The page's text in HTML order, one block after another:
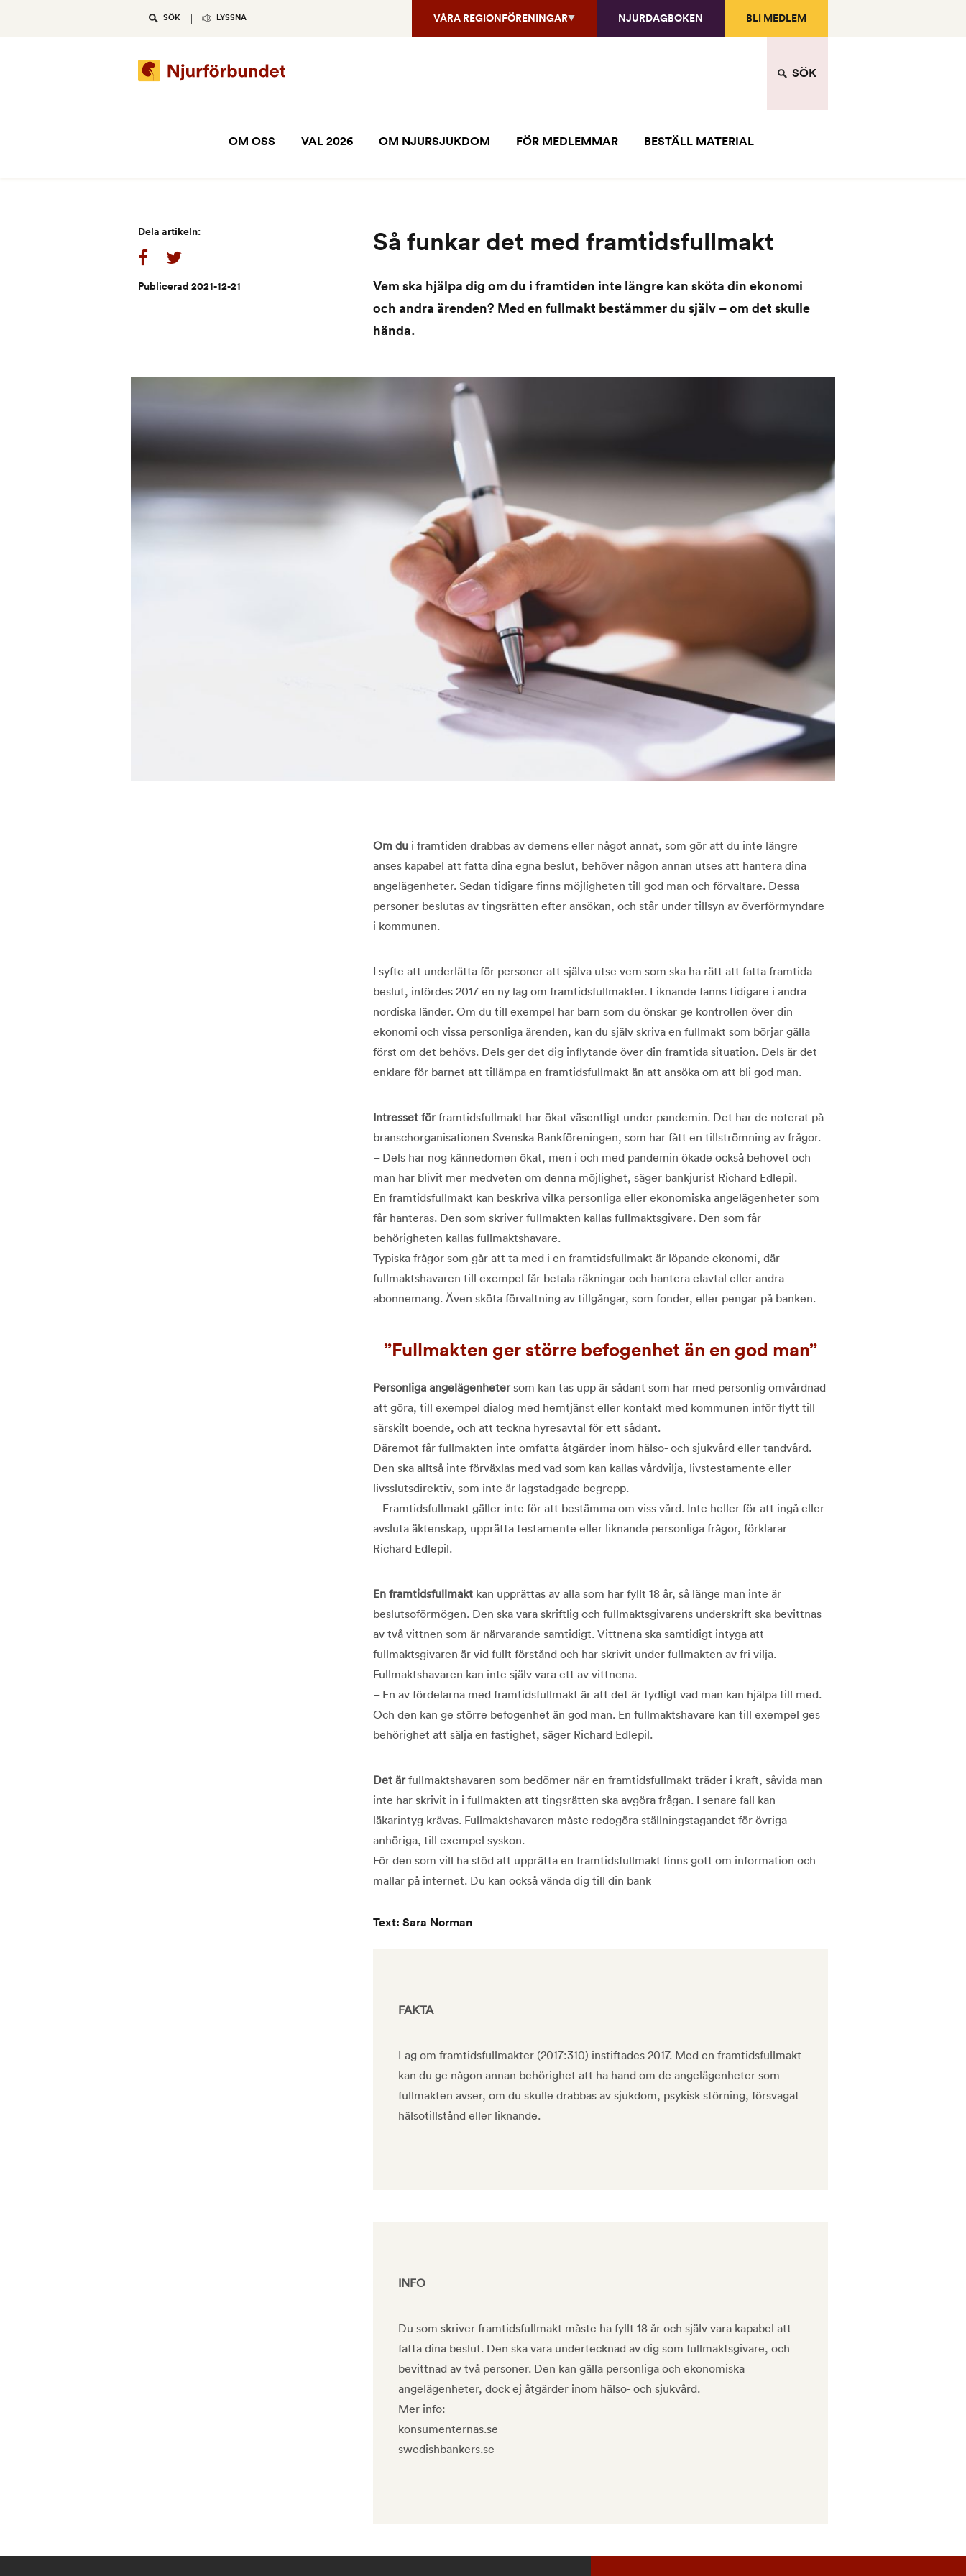
SÖK LYSSNA VÅRA REGIONFÖRENINGAR NJURDAGBOKEN BLI MEDLEM
SÖK
OM OSS VAL 2026 OM NJURSJUKDOM FÖR MEDLEMMAR BESTÄLL MATERIAL
Så funkar det med framtidsfullmakt
Vem ska hjälpa dig om du i framtiden inte längre kan sköta din ekonomi
och andra ärenden? Med en fullmakt bestämmer du själv – om det skulle
hända.
Dela artikeln:
Publicerad 2021-12-21
Om dui framtiden drabbas av demens eller något annat, som gör att du inte längre
anses kapabel att fatta dina egna beslut, behöver någon annan utses att hantera dina
angelägenheter. Sedan tidigare finns möjligheten till god man och förvaltare. Dessa
personer beslutas av tingsrätten efter ansökan, och står under tillsyn av överförmyndare
i kommunen.
I syfte att underlätta för personer att själva utse vem som ska ha rätt att fatta framtida
beslut, infördes 2017 en ny lag om framtidsfullmakter. Liknande fanns tidigare i andra
nordiska länder. Om du till exempel har barn som du önskar ge kontrollen över din
ekonomi och vissa personliga ärenden, kan du själv skriva en fullmakt som börjar gälla
först om det behövs. Dels ger det dig inflytande över din framtida situation. Dels är det
enklare för barnet att tillämpa en framtidsfullmakt än att ansöka om att bli god man.
Intresset förframtidsfullmakt har ökat väsentligt under pandemin. Det har de noterat på
branschorganisationen Svenska Bankföreningen, som har fått en tillströmning av frågor.
– Dels har nog kännedomen ökat, men i och med pandemin ökade också behovet och
man har blivit mer medveten om denna möjlighet, säger bankjurist Richard Edlepil.
En framtidsfullmakt kan beskriva vilka personliga eller ekonomiska angelägenheter som
får hanteras. Den som skriver fullmakten kallas fullmaktsgivare. Den som får
behörigheten kallas fullmaktshavare.
Typiska frågor som går att ta med i en framtidsfullmakt är löpande ekonomi, där
fullmaktshavaren till exempel får betala räkningar och hantera elavtal eller andra
abonnemang. Även sköta förvaltning av tillgångar, som fonder, eller pengar på banken.
Fullmakten ger större befogenhet än en god man
Personliga angelägenhetersom kan tas upp är sådant som har med personlig omvårdnad
att göra, till exempel dialog med hemtjänst eller kontakt med kommunen inför flytt till
särskilt boende, och att teckna hyresavtal för ett sådant.
Däremot får fullmakten inte omfatta åtgärder inom hälso- och sjukvård eller tandvård.
Den ska alltså inte förväxlas med vad som kan kallas vårdvilja, livstestamente eller
livsslutsdirektiv, som inte är lagstadgade begrepp.
– Framtidsfullmakt gäller inte för att bestämma om viss vård. Inte heller för att ingå eller
avsluta äktenskap, upprätta testamente eller liknande personliga frågor, förklarar
Richard Edlepil.
En framtidsfullmaktkan upprättas av alla som har fyllt 18 år, så länge man inte är
beslutsoförmögen. Den ska vara skriftlig och fullmaktsgivarens underskrift ska bevittnas
av två vittnen som är närvarande samtidigt. Vittnena ska samtidigt intyga att
fullmaktsgivaren är vid fullt förstånd och har skrivit under fullmakten av fri vilja.
Fullmaktshavaren kan inte själv vara ett av vittnena.
– En av fördelarna med framtidsfullmakt är att det är tydligt vad man kan hjälpa till med.
Och den kan ge större befogenhet än god man. En fullmaktshavare kan till exempel ges
behörighet att sälja en fastighet, säger Richard Edlepil.
Det ärfullmaktshavaren som bedömer när en framtidsfullmakt träder i kraft, såvida man
inte har skrivit in i fullmakten att tingsrätten ska avgöra frågan. I senare fall kan
läkarintyg krävas. Fullmaktshavaren måste redogöra ställningstagandet för övriga
anhöriga, till exempel syskon.
För den som vill ha stöd att upprätta en framtidsfullmakt finns gott om information och
mallar på internet. Du kan också vända dig till din bank
Text: Sara Norman
FAKTA
Lag om framtidsfullmakter (2017:310) instiftades 2017. Med en framtidsfullmakt
kan du ge någon annan behörighet att ha hand om de angelägenheter som
fullmakten avser, om du skulle drabbas av sjukdom, psykisk störning, försvagat
hälsotillstånd eller liknande.
INFO
Du som skriver framtidsfullmakt måste ha fyllt 18 år och själv vara kapabel att
fatta dina beslut. Den ska vara undertecknad av dig som fullmaktsgivare, och
bevittnad av två personer. Den kan gälla personliga och ekonomiska
angelägenheter, dock ej åtgärder inom hälso- och sjukvård.
Mer info:
konsumenternas.se
swedishbankers.se